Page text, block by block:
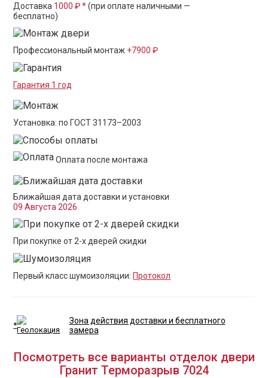
Доставка 1000 ₽ *(при оплате наличными —
бесплатно)
Профессиональный монтаж +7900 ₽
Гарантия 1 год
Установка: по ГОСТ 31173–2003
Оплата после монтажа
Ближайшая дата доставки и установки
09 Августа 2026
При покупке от 2-х дверей скидки
Первый класс шумоизоляции: Протокол
*
Зона действия доставки и бесплатного
замера
Посмотреть все варианты отделок двери
Гранит Терморазрыв 7024